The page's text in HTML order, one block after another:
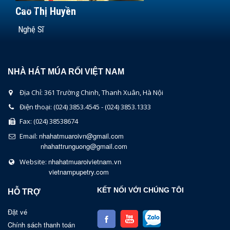
Liên
Hệ
Cao Thị Huyền
Nghệ Sĩ
NHÀ HÁT MÚA RỐI VIỆT NAM
Địa Chỉ: 361 Trường Chinh, Thanh Xuân, Hà Nội
Điện thoại: (024) 3853.4545 - (024) 3853.1333
Fax: (024) 38538674
Email: nhahatmuaroivn@gmail.com
nhahattrunguong@gmail.com
Website: nhahatmuaroivietnam.vn
vietnampupetry.com
HỖ TRỢ
Đặt vé
Chính sách thanh toán
KẾT NỐI VỚI CHÚNG TÔI